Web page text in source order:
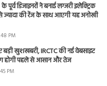
डिजाइनरों ने बनाई लग्जरी इलेक्ट्रिक
ज्यादा की रेंज के साथ आएगी यह अनोखी
PM
बड़ी खुशखबरी, IRCTC की नई वेबसाइट
होगी पहले से आसान और तेज
PM